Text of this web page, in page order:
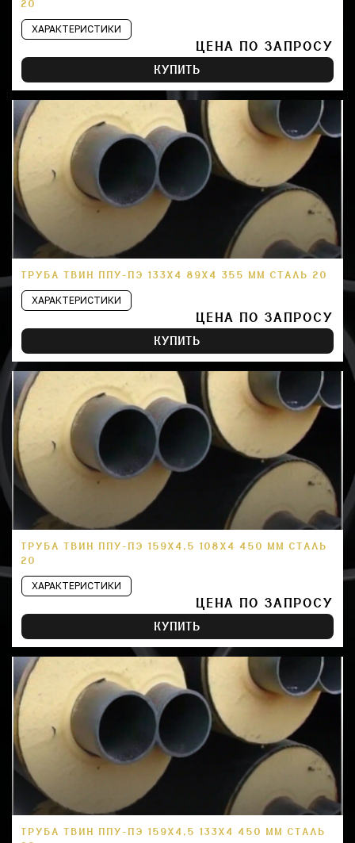
20
ХАРАКТЕРИСТИКИ
ЦЕНА ПО ЗАПРОСУ
КУПИТЬ
ТРУБА ТВИН ППУ-ПЭ 133Х4 89Х4 355 ММ СТАЛЬ 20
ХАРАКТЕРИСТИКИ
ЦЕНА ПО ЗАПРОСУ
КУПИТЬ
ТРУБА ТВИН ППУ-ПЭ 159Х4,5 108Х4 450 ММ СТАЛЬ
20
ХАРАКТЕРИСТИКИ
ЦЕНА ПО ЗАПРОСУ
КУПИТЬ
ТРУБА ТВИН ППУ-ПЭ 159Х4,5 133Х4 450 ММ СТАЛЬ